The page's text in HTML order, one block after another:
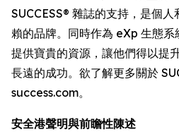
SUCCESS® 雜誌的支持，是個
賴的品牌。同時作為 eXp 生態
提供寶貴的資源，讓他們得以提
長遠的成功。欲了解更多關於
success.com。
安全港聲明與前瞻性陳述